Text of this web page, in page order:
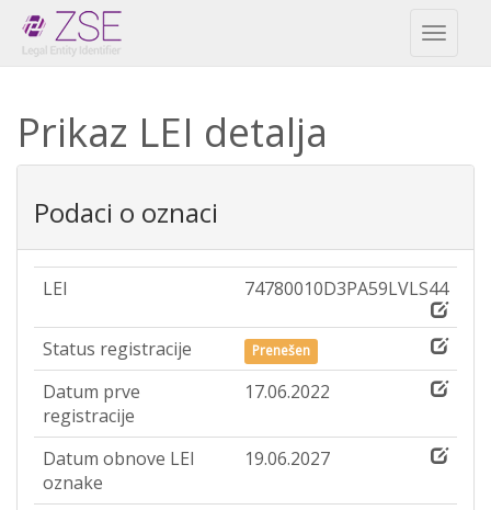
Toggle
Prikaz LEI detalja
Podaci o oznaci
LEI 74780010D3PA59LVLS44
Status registracije Prenešen
Datum prve
registracije
17.06.2022
Datum obnove LEI
oznake
19.06.2027